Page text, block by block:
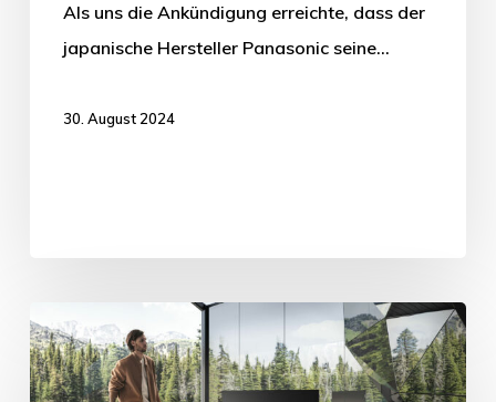
Als uns die Ankündigung erreichte, dass der
japanische Hersteller Panasonic seine…
30. August 2024